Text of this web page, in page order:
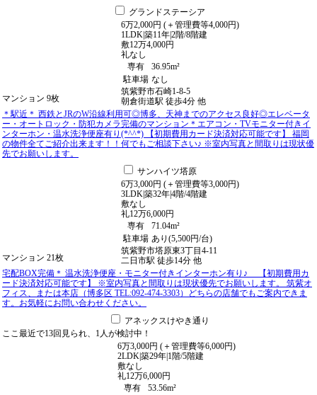
グランドステーシア
マンション 9枚
6万2,000円 (＋管理費等4,000円)
1LDK築11年2階/8階建
敷12万4,000円
礼なし
専有
36.95m²
駐車場 なし
筑紫野市石崎1-8-5
朝倉街道駅 徒歩4分 他
＊駅近＊ 西鉄とJRのW沿線利用可◎博多、天神までのアクセス良好◎エレベータ
ー・オートロック・防犯カメラ完備のマンション＊エアコン・TVモニター付きイ
ンターホン・温水洗浄便座有り(*^^*) 【初期費用カード決済対応可能です】 福岡
の物件全てご紹介出来ます！！何でもご相談下さい♪ ※室内写真と間取りは現状優
先でお願いします。
サンハイツ塔原
マンション 21枚
6万3,000円 (＋管理費等3,000円)
3LDK築32年4階/4階建
敷なし
礼12万6,000円
専有
71.04m²
駐車場 あり(5,500円/台)
筑紫野市塔原東3丁目4-11
二日市駅 徒歩14分 他
宅配BOX完備＊ 温水洗浄便座・モニター付きインターホン有り♪ 【初期費用カ
ード決済対応可能です】 ※室内写真と間取りは現状優先でお願いします。 筑紫オ
フィス、または本店（博多区 TEL:092-474-3303）どちらの店舗でもご案内できま
す。お気軽にお問い合わせください。
アネックスけやき通り
ここ最近で13回 見られ、 1人が検討中！
6万3,000円 (＋管理費等6,000円)
2LDK築29年 1階/5階建
敷なし
礼12万6,000円
専有
53.56m²